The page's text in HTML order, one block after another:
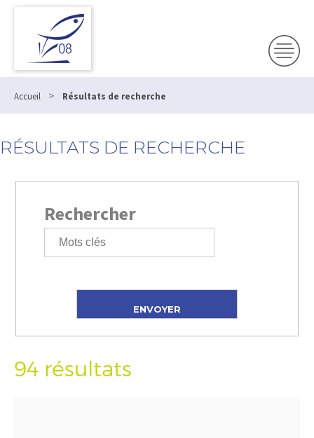
Accueil > Résultats de recherche
RÉSULTATS DE RECHERCHE
Rechercher
94 résultats